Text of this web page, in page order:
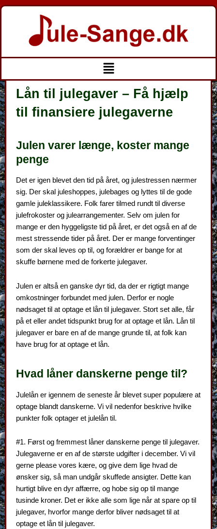
Gå
Menu
Lån til julegaver – Få hjælp
til finansiere julegaverne
Julen varer længe, koster mange
penge
Det er igen blevet den tid på året, og julestressen nærmer
sig. Der skal juleshoppes, julebages og lyttes til de gode
gamle juleklassikere. Folk farer tilmed rundt til diverse
julefrokoster og julearrangementer. Selv om julen for
mange er den hyggeligste tid på året, er det også en af de
mest stressende tider på året. Der er mange forventinger
som der skal leves op til, og forældrer er bange for at
skuffe børnene med de forkerte julegaver.
Julen er altså en ganske dyr tid, da der er rigtigt mange
omkostninger forbundet med julen. Derfor er nogle
nødsaget til at optage et lån til julegaver. Stort set alle, får
på et eller andet tidspunkt brug for at optage et lån. Lån til
julegaver er bare en af de mange grunde til, at folk kan
have brug for at optage et lån.
Hvad låner danskerne penge til?
Julelån er igennem de seneste år blevet super populære at
optage blandt danskerne. Vi vil nedenfor beskrive hvilke
punkter folk optager et julelån til.
#1. Først og fremmest låner danskerne penge til julegaver.
Julegaverne er en af de største udgifter i december. Vi vil
gerne please vores kære, og give dem lige hvad de
ønsker sig, så man undgår skuffede ansigter. Dette kan
hurtigt blive en dyr affærre, og hobe sig op til mange
tusinde kroner. Det er ikke alle som lige når at spare op til
julegaver, hvorfor mange derfor bliver nødsaget til at
optage et lån til julegaver.